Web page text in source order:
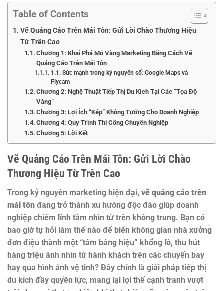
Table of Contents
Vẽ Quảng Cáo Trên Mái Tôn: Gửi Lời Chào Thương Hiệu
Từ Trên Cao
Chương 1: Khai Phá Mỏ Vàng Marketing Bằng Cách Vẽ
Quảng Cáo Trên Mái Tôn
1.1. Sức mạnh trong kỷ nguyên số: Google Maps và
Flycam
Chương 2: Nghệ Thuật Tiếp Thị Du Kích Tại Các “Tọa Độ
Vàng”
Chương 3: Lợi Ích “Kép” Không Tưởng Cho Doanh Nghiệp
Chương 4: Quy Trình Thi Công Chuyên Nghiệp
Chương 5: Lời Kết
Vẽ Quảng Cáo Trên Mái Tôn: Gửi Lời Chào
Thương Hiệu Từ Trên Cao
Trong kỷ nguyên marketing hiện đại, vẽ quảng cáo trên
mái tôn đang trở thành xu hướng độc đáo giúp doanh
nghiệp chiếm lĩnh tầm nhìn từ trên không trung. Bạn có
bao giờ tự hỏi làm thế nào để biến không gian nhà xưởng
đơn điệu thành một “tấm bảng hiệu” khổng lồ, thu hút
hàng triệu ánh nhìn từ hành khách trên các chuyến bay
hay qua hình ảnh vệ tinh? Đây chính là giải pháp tiếp thị
du kích đầy quyền lực, mang lại lợi thế cạnh tranh vượt